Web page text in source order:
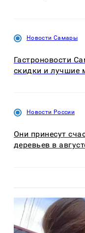
Новости Самары
Гастроновости
скидки и лучшие
Новости России
Они принесут
деревьев в